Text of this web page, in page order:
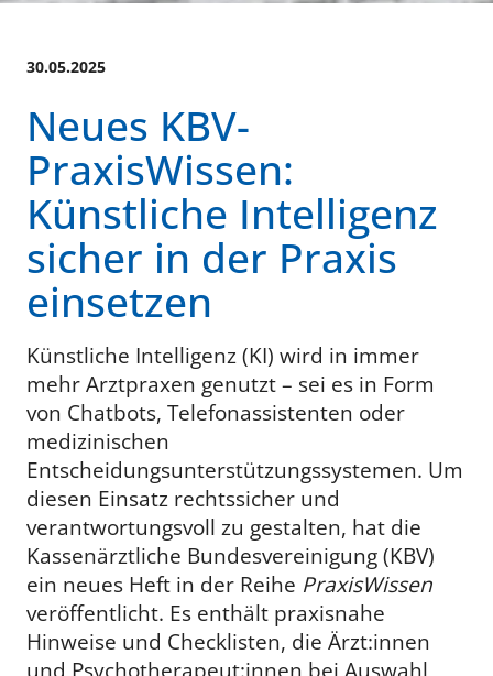
30.05.2025
Neues KBV-
PraxisWissen:
Künstliche Intelligenz
sicher in der Praxis
einsetzen
Künstliche Intelligenz (KI) wird in immer
mehr Arztpraxen genutzt – sei es in Form
von Chatbots, Telefonassistenten oder
medizinischen
Entscheidungsunterstützungssystemen. Um
diesen Einsatz rechtssicher und
verantwortungsvoll zu gestalten, hat die
Kassenärztliche Bundesvereinigung (KBV)
ein neues Heft in der Reihe PraxisWissen
veröffentlicht. Es enthält praxisnahe
Hinweise und Checklisten, die Ärzt:innen
und Psychotherapeut:innen bei Auswahl,